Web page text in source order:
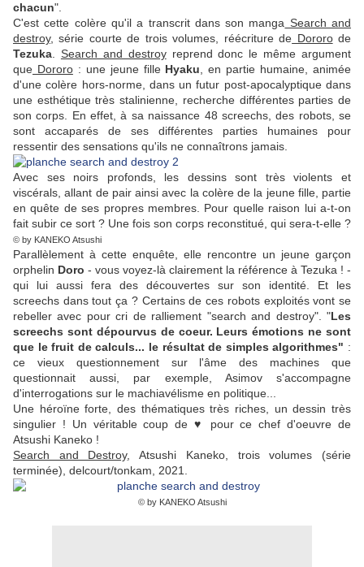
chacun".
C'est cette colère qu'il a transcrit dans son manga Search and
destroy, série courte de trois volumes, réécriture de Dororode
Tezuka
Search and destroyreprend donc le même argument
que Dororo: une jeune fille Hyaku , en partie humaine, animée
d'une colère hors-norme, dans un futur post-apocalyptique dans
une esthétique très stalinienne, recherche différentes parties de
son corps. En effet, à sa naissance 48 screechs, des robots, se
sont accaparés de ses différentes parties humaines pour
ressentir des sensations qu'ils ne connaîtrons jamais.
Avec ses noirs profonds, les dessins sont très violents et
viscérals, allant de pair ainsi avec la colère de la jeune fille, partie
en quête de ses propres membres. Pour quelle raison lui a-t-on
fait subir ce sort ? Une fois son corps reconstitué, qui sera-t-elle ?
© by KANEKO Atsushi
Parallèlement à cette enquête, elle rencontre un jeune garçon
orphelin Doro - vous voyez-là clairement la référence à Tezuka ! -
qui lui aussi fera des découvertes sur son identité. Et les
screechs dans tout ça ? Certains de ces robots exploités vont se
rebeller avec pour cri de ralliement "search and destroy". "Les
screechs sont dépourvus de coeur. Leurs émotions ne sont
que le fruit de calculs... le résultat de simples algorithmes" :
ce vieux questionnement sur l'âme des machines que
questionnait aussi, par exemple, Asimov s'accompagne
d'interrogations sur le machiavélisme en politique...
Une héroïne forte, des thématiques très riches, un dessin très
singulier ! Un véritable coup de ♥ pour ce chef d'oeuvre de
Atsushi Kaneko !
Search and Destroy, Atsushi Kaneko, trois volumes (série
terminée), delcourt/tonkam, 2021.
© by KANEKO Atsushi